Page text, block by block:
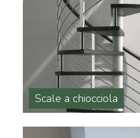
Scale a chiocciola